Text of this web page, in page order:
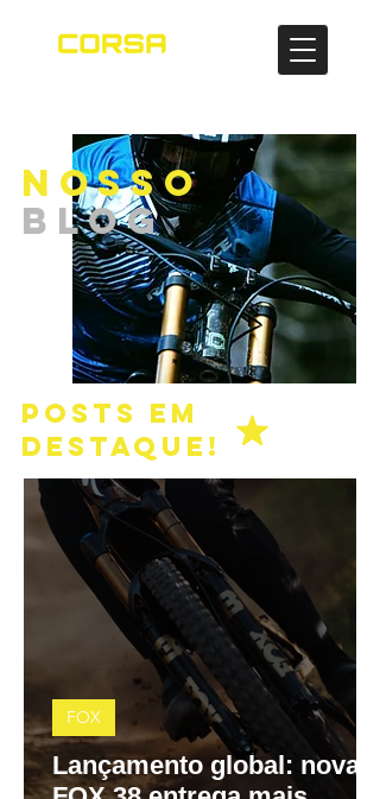
NOSSO
BLOG
POSTS EM
DESTAQUE!
Lançamento global: nova
FOX